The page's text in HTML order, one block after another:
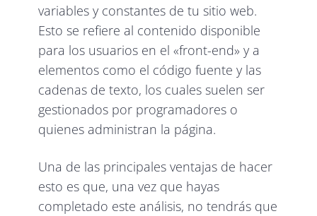
variables y constantes de tu sitio web.
Esto se refiere al contenido disponible
para los usuarios en el «front-end» y a
elementos como el código fuente y las
cadenas de texto, los cuales suelen ser
gestionados por programadores o
quienes administran la página.
Una de las principales ventajas de hacer
esto es que, una vez que hayas
completado este análisis, no tendrás que